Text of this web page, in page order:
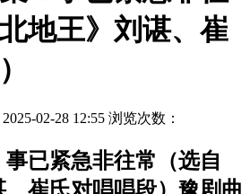
地王》刘谌、崔
02-28 12:55 浏览次数：
已紧急非往常（选自
、崔氏对唱唱段）豫剧曲